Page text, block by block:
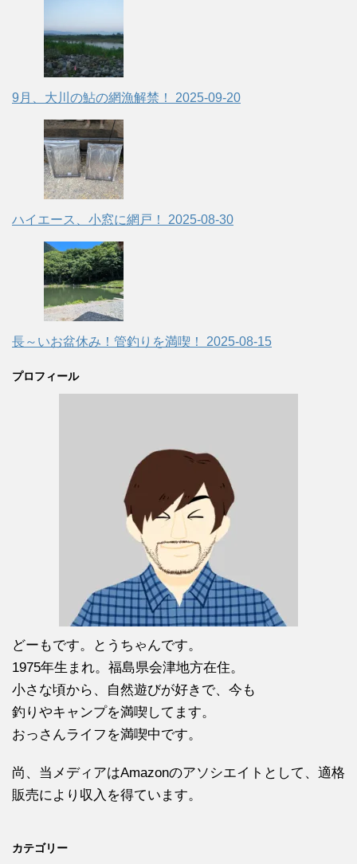
9月、大川の鮎の網漁解禁！ 2025-09-20
ハイエース、小窓に網戸！ 2025-08-30
長～いお盆休み！管釣りを満喫！ 2025-08-15
プロフィール
どーもです。とうちゃんです。
1975年生まれ。福島県会津地方在住。
小さな頃から、自然遊びが好きで、今も
釣りやキャンプを満喫してます。
おっさんライフを満喫中です。
尚、当メディアはAmazonのアソシエイトとして、適格
販売により収入を得ています。
カテゴリー